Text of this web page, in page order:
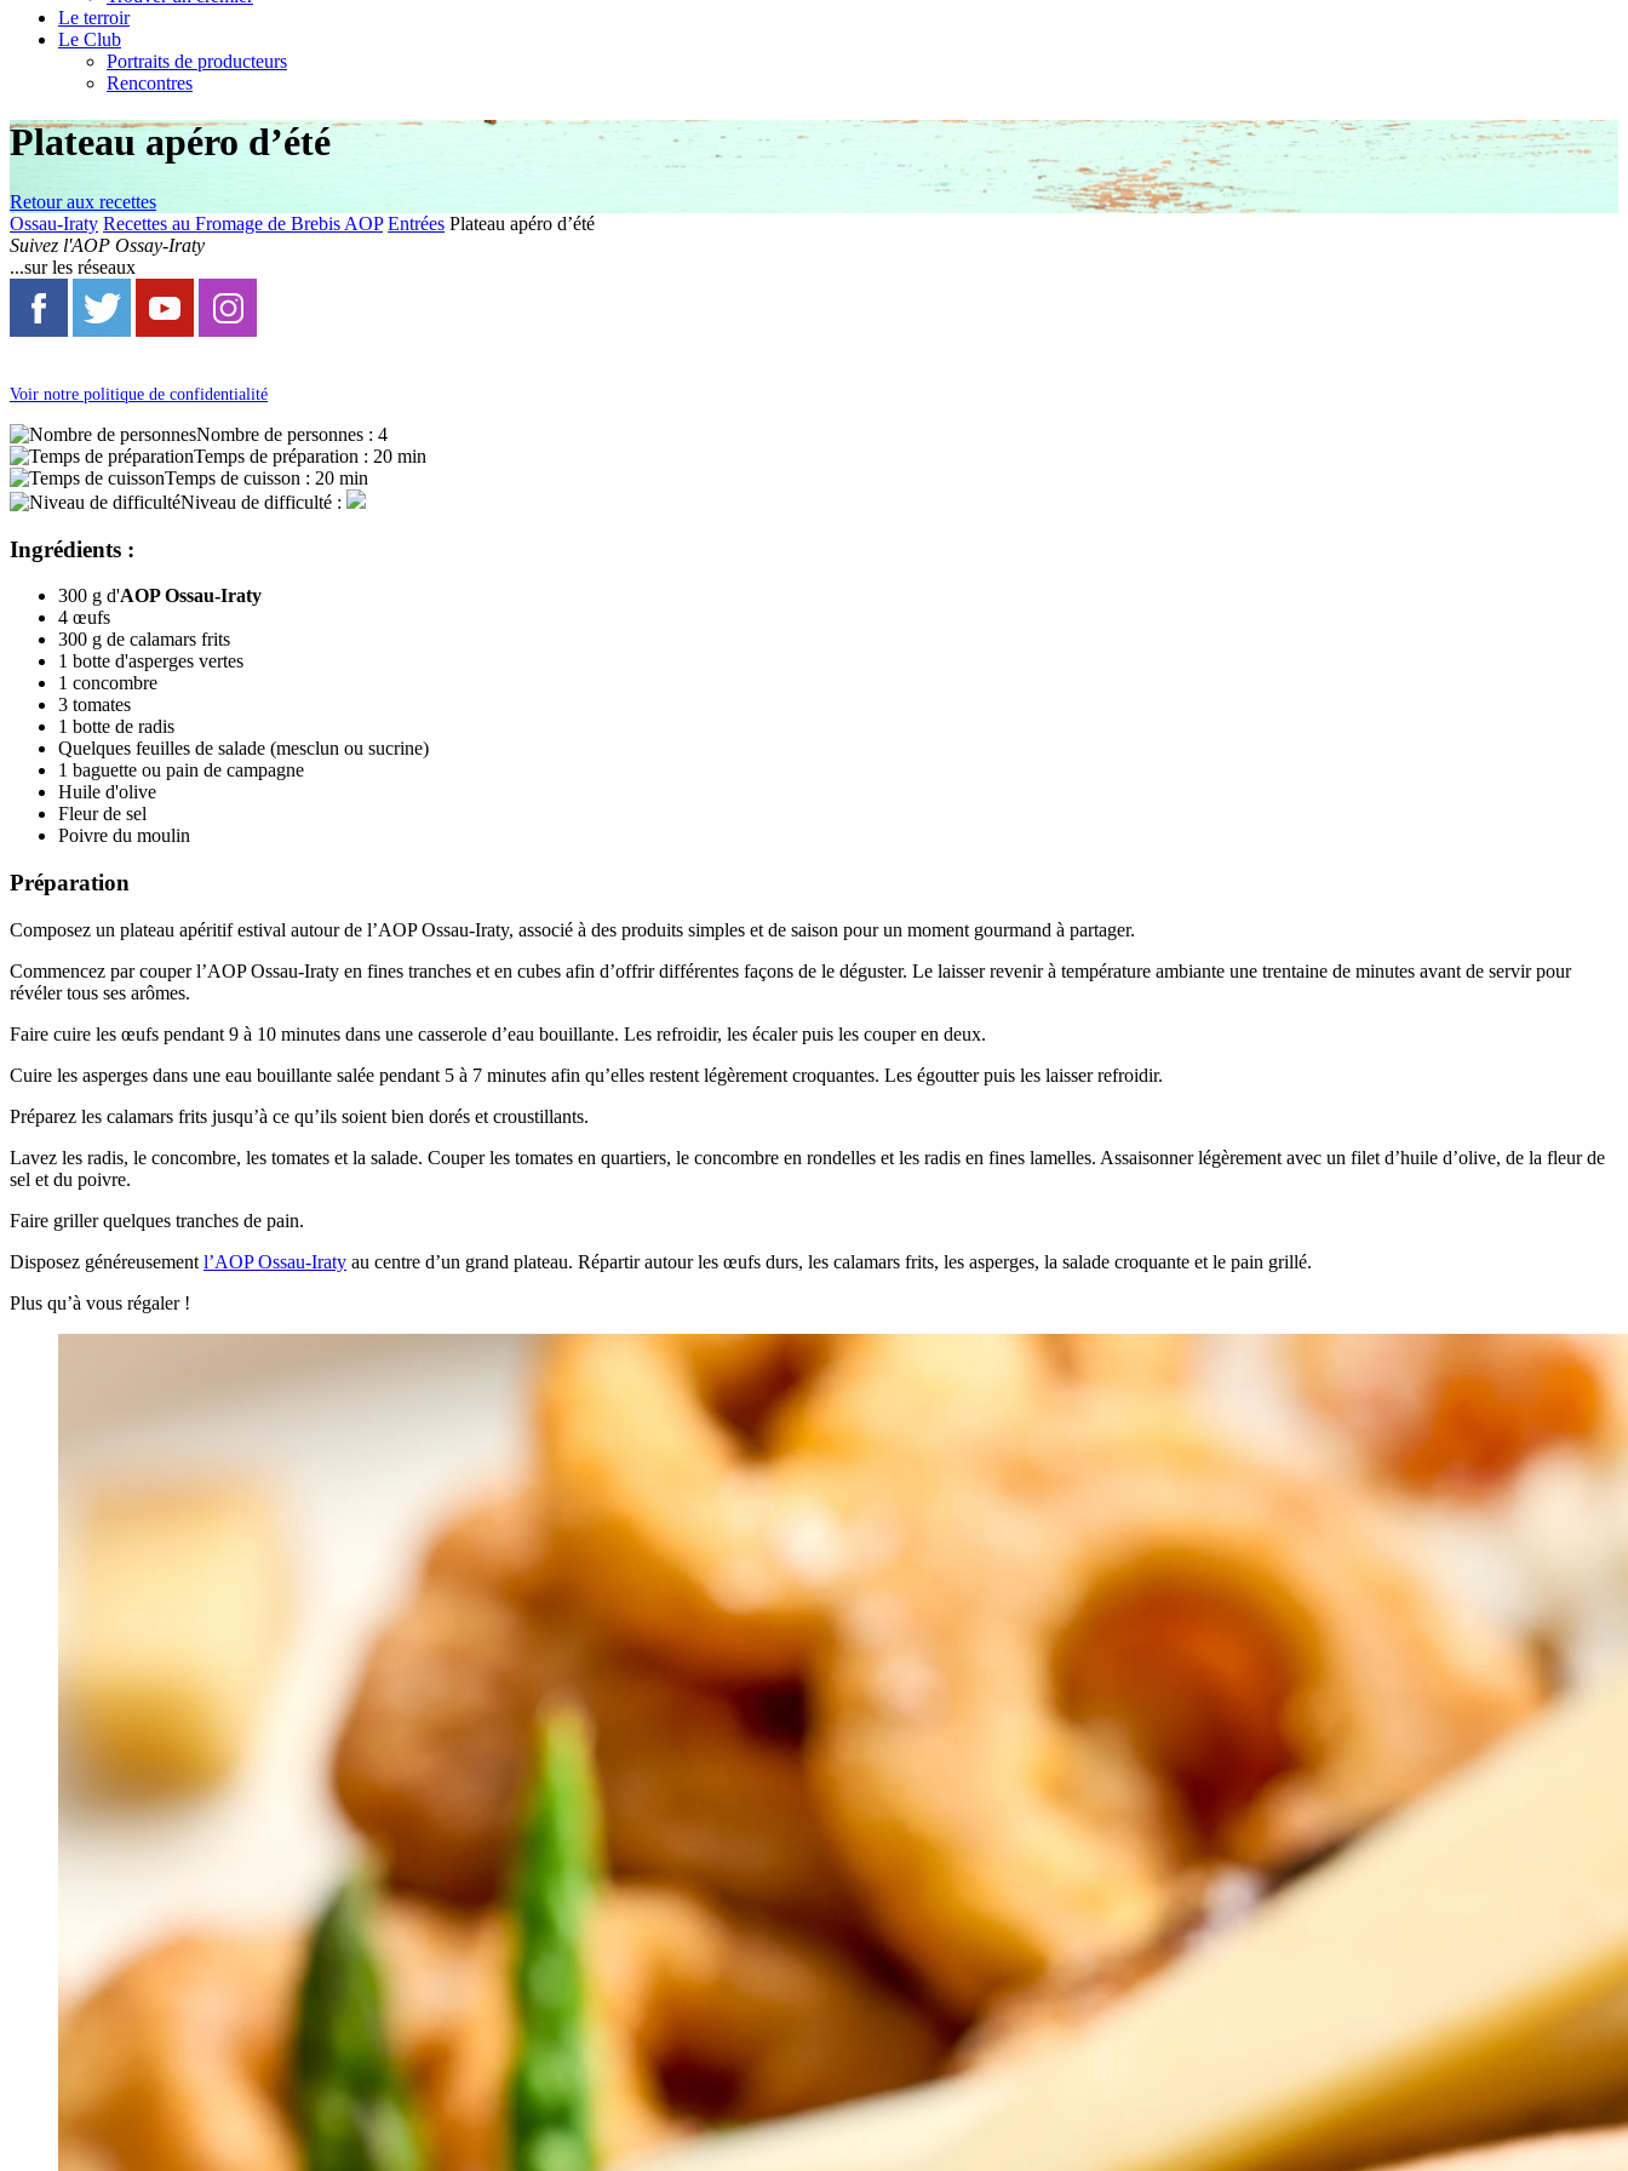
Le terroir
Le Club
Portraits de producteurs
Rencontres
Plateau apéro d’été
Retour aux recettes
Ossau-Iraty Recettes au Fromage de Brebis AOP Entrées Plateau apéro d’été
Suivez l'AOP Ossay-Iraty
...sur les réseaux
Voir notre politique de confidentialité
Nombre de personnes : 4
Temps de préparation : 20 min
Temps de cuisson : 20 min
Niveau de difficulté :
Ingrédients :
300 g d'AOPOssau-Iraty
4 œufs
300 g de calamars frits
1 botte d'asperges vertes
1 concombre
3 tomates
1 botte de radis
Quelques feuilles de salade (mesclun ou sucrine)
1 baguette ou pain de campagne
Huile d'olive
Fleur de sel
Poivre du moulin
Préparation
Composez un plateau apéritif estival autour de l’AOP Ossau-Iraty, associé à des produits simples et de saison pour un moment gourmand à partager.
Commencez par couper l’AOP Ossau-Iraty en fines tranches et en cubes afin d’offrir différentes façons de le déguster. Le laisser revenir à température ambiante une trentaine de minutes avant de servir pour
révéler tous ses arômes.
Faire cuire les œufs pendant 9 à 10 minutes dans une casserole d’eau bouillante. Les refroidir, les écaler puis les couper en deux.
Cuire les asperges dans une eau bouillante salée pendant 5 à 7 minutes afin qu’elles restent légèrement croquantes. Les égoutter puis les laisser refroidir.
Préparez les calamars frits jusqu’à ce qu’ils soient bien dorés et croustillants.
Lavez les radis, le concombre, les tomates et la salade. Couper les tomates en quartiers, le concombre en rondelles et les radis en fines lamelles. Assaisonner légèrement avec un filet d’huile d’olive, de la fleur de
sel et du poivre.
Faire griller quelques tranches de pain.
Disposez généreusement l’AOP Ossau-Iraty au centre d’un grand plateau. Répartir autour les œufs durs, les calamars frits, les asperges, la salade croquante et le pain grillé.
Plus qu’à vous régaler !